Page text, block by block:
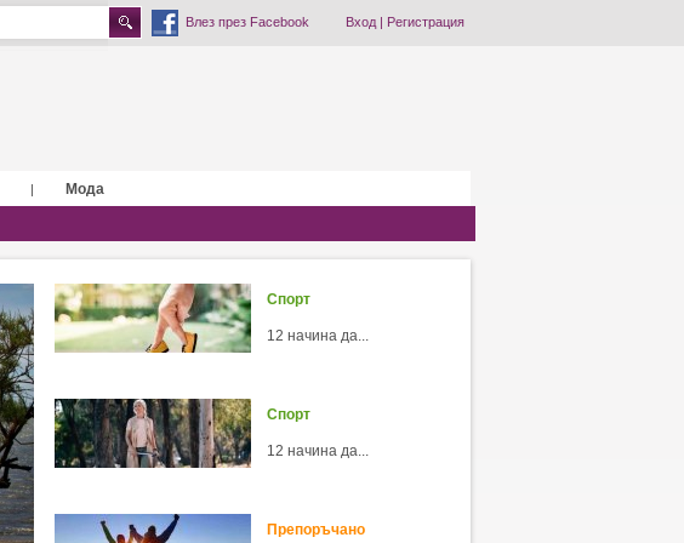
Влез през Facebook Вход| Регистрация
| Мода
Спорт
12 начина да...
Спорт
12 начина да...
Препоръчано